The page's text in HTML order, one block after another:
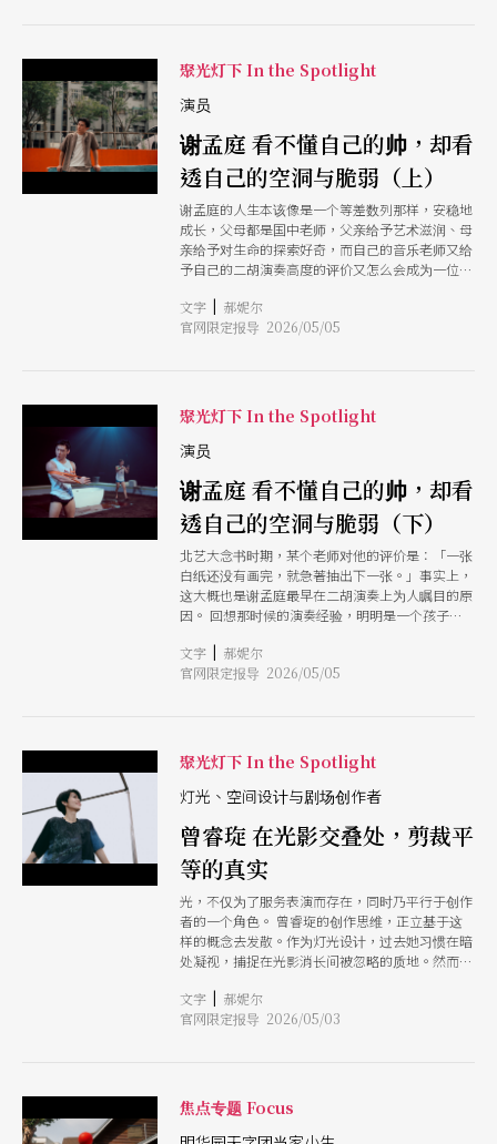
烈回忆。那时母亲在警备总部工作，黑胶唱片里播
著的音乐，他哼哼唱唱倒也开心，没想到就这样被
拉著到台上唱歌，当时他天不怕地不怕，唱完全场
他，甚至也会一点古筝，因此大学期间便开始民歌
驻唱生涯。 虽然踏入职场以后，有段时间几乎没
唱了，不过对于音乐的向往却没有变过。与其说音
乐是他青春时期的一场梦境，不如说是日后引领他
从事任何选择的沃土，使其无论走到哪里，他也似
乎从未远离过艺术文化。
聚光灯下 In the Spotlight
演员
谢孟庭 看不懂自己的帅，却看
透自己的空洞与脆弱（上）
谢孟庭的人生本该像是一个等差数列那样，安稳地
成长，父母都是国中老师，父亲给予艺术滋润、母
亲给予对生命的探索好奇，而自己的音乐老师又给
予自己的二胡演奏高度的评价又怎么会成为一位演
免费替我上二胡课。可是这不符合我们家的行事风
格，而且我当时隐隐觉得，如果真的往这条路走去
那时候的自己也不知道。 高中到新竹念书，离开
桃园，跟阿嬷一起生活，他形容，「那段时间，是
毫无节制的自由。」流连网咖，放任成绩摆烂，父
嘛啊？」那个时候的谢孟庭其实就展现出一个状
态：他也会怕，会不安，害怕让人看见自己在自由
中不知所措的样子，所以他会逞强，甚至替自己报
名国乐比赛、自行去找个人指导老师，想看自己放
任以后还能不能拿回一点成绩，又或者过往的努力
只是一场空？
文字 | 郝妮尔
官网限定报导 2026/05/05
聚光灯下 In the Spotlight
演员
谢孟庭 看不懂自己的帅，却看
透自己的空洞与脆弱（下）
北艺大念书时期，某个老师对他的评价是：「一张
白纸还没有画完，就急著抽出下一张。」事实上，
这大概也是谢孟庭最早在二胡演奏上为人瞩目的原
因。 回想那时候的演奏经验，明明是一个孩子，
合全都由他一手掌握。可是，在学习更多表演与
会、得知更多表达的工具以后，谢孟庭理解收束的
都不藏地表露自己的恐惧。
文字 | 郝妮尔
官网限定报导 2026/05/05
聚光灯下 In the Spotlight
灯光、空间设计与剧场创作者
曾睿琁 在光影交叠处，剪裁平
等的真实
光，不仅为了服务表演而存在，同时乃平行于创作
者的一个角色。 曾睿琁的创作思维，正立基于这
样的概念去发散。作为灯光设计，过去她习惯在暗
处凝视，捕捉在光影消长间被忽略的质地。然而，
自省，再到泰国街头的文化观察，曾睿琁的创作路
径始终在处理一个核心命题：平等。 至于，所谓
文字 | 郝妮尔
官网限定报导 2026/05/03
焦点专题 Focus